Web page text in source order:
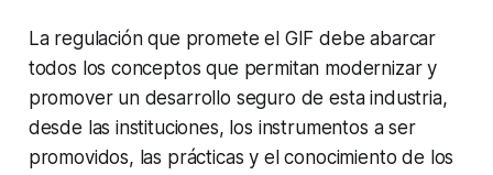
La regulación que promete el GIF debe abarcar
todos los conceptos que permitan modernizar y
promover un desarrollo seguro de esta industria,
desde las instituciones, los instrumentos a ser
promovidos, las prácticas y el conocimiento de los